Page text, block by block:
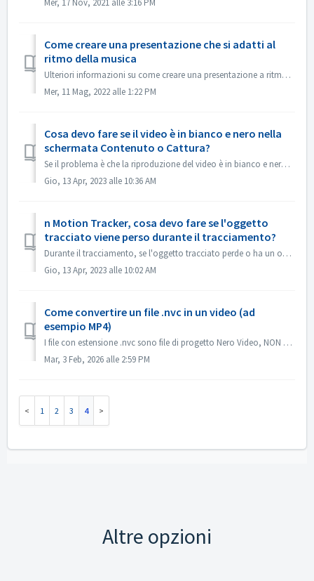
Mer, 17 Nov, 2021 alle 3:16 PM
Come creare una presentazione che si adatti al
ritmo della musica
Ulteriori informazioni su come creare una presentazione a ritmo di musica sono disponibili al seguente link: Creare una presentazione a ritmo di musica
Mer, 11 Mag, 2022 alle 1:22 PM
Cosa devo fare se il video è in bianco e nero nella
schermata Contenuto o Cattura?
Se il problema è che la riproduzione del video è in bianco e nero, ma l'esportazione/la masterizzazione è a colori, aggiornare il sistema Windows o il d...
Gio, 13 Apr, 2023 alle 10:36 AM
n Motion Tracker, cosa devo fare se l'oggetto
tracciato viene perso durante il tracciamento?
Durante il tracciamento, se l'oggetto tracciato perde o ha un offset, è possibile "interrompere il tracciamento" immediatamente, fare clic su ...
Gio, 13 Apr, 2023 alle 10:02 AM
Come convertire un file .nvc in un video (ad
esempio MP4)
I file con estensione .nvc sono file di progetto Nero Video, NON video finiti. Contengono istruzioni di modifica e collegamenti ai file multimediali di orig...
Mar, 3 Feb, 2026 alle 2:59 PM
1 2 3 4
Altre opzioni